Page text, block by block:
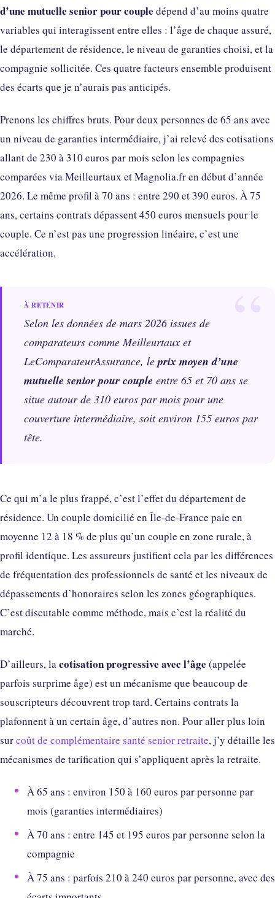
d’une mutuelle senior pour couple dépend d’au moins quatre
variables qui interagissent entre elles : l’âge de chaque assuré,
le département de résidence, le niveau de garanties choisi, et la
compagnie sollicitée. Ces quatre facteurs ensemble produisent
des écarts que je n’aurais pas anticipés.
Prenons les chiffres bruts. Pour deux personnes de 65 ans avec
un niveau de garanties intermédiaire, j’ai relevé des cotisations
allant de 230 à 310 euros par mois selon les compagnies
comparées via Meilleurtaux et Magnolia.fr en début d’année
2026. Le même profil à 70 ans : entre 290 et 390 euros. À 75
ans, certains contrats dépassent 450 euros mensuels pour le
couple. Ce n’est pas une progression linéaire, c’est une
accélération.
Selon les données de mars 2026 issues de
comparateurs comme Meilleurtaux et
LeComparateurAssurance, leprix moyen d’une
mutuelle senior pour couple entre 65 et 70 ans se
situe autour de 310 euros par mois pour une
couverture intermédiaire, soit environ 155 euros par
tête.
Ce qui m’a le plus frappé, c’est l’effet du département de
résidence. Un couple domicilié en Île-de-France paie en
moyenne 12 à 18 % de plus qu’un couple en zone rurale, à
profil identique. Les assureurs justifient cela par les différences
de fréquentation des professionnels de santé et les niveaux de
dépassements d’honoraires selon les zones géographiques.
C’est discutable comme méthode, mais c’est la réalité du
marché.
D’ailleurs, lacotisation progressive avec l’âge (appelée
parfois surprime âge) est un mécanisme que beaucoup de
souscripteurs découvrent trop tard. Certains contrats la
plafonnent à un certain âge, d’autres non. Pour aller plus loin
surcoût de complémentaire santé senior retraite, j’y détaille les
mécanismes de tarification qui s’appliquent après la retraite.
À 65 ans : environ 150 à 160 euros par personne par
mois (garanties intermédiaires)
À 70 ans : entre 145 et 195 euros par personne selon la
compagnie
À 75 ans : parfois 210 à 240 euros par personne, avec des